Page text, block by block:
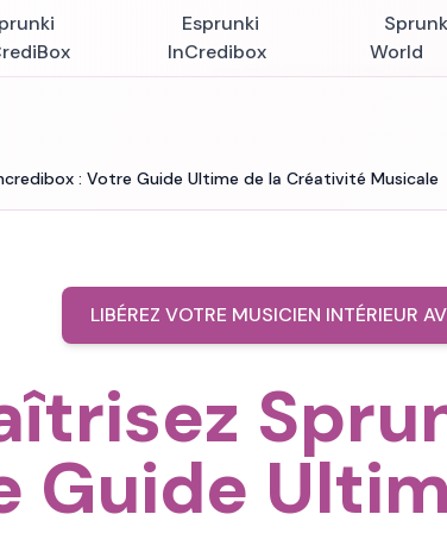
Esprunki
InCredibox
World
: Votre Guide Ultime de la Créativité Musicale
LIBÉREZ VOTRE MUSICIEN INTÉRIEUR
Guide